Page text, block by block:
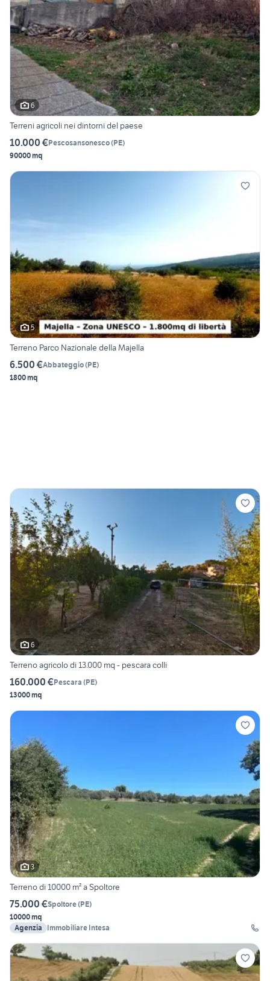
6
Terreni agricoli nei dintorni del paese
10.000 €Pescosansonesco(PE)
90000 mq
5
Terreno Parco Nazionale della Majella
6.500 €Abbateggio(PE)
1800 mq
6
Terreno agricolo di 13.000 mq - pescara colli
160.000 €Pescara (PE)
13000 mq
3
Terreno di 10000 m² a Spoltore
75.000 €Spoltore(PE)
10000 mq
Agenzia
Immobiliare Intesa